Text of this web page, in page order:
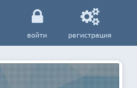
войти регистрация